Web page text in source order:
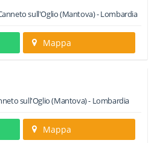
sull'Oglio(Mantova) -Lombardia
Mappa
sull'Oglio(Mantova) - Lombardia
Mappa